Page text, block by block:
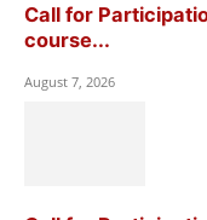
Call for
course...
August 7, 2026